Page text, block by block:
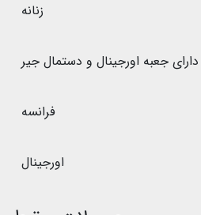
زنانه
دارای جعبه اورجینال و دستمال جیر
فرانسه
اورجینال